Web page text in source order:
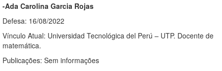
-Ada Carolina Garcia Rojas
Defesa: 16/08/2022
Vínculo Atual: Universidad Tecnológica del Perú – UTP. Docente de
matemática.
Publicações: Sem informações